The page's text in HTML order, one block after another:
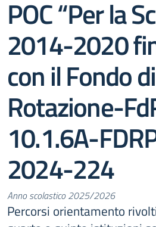
POC “Per la
2014-2020
con il Fondo di
Rotazione-
10.1.6A-
2024-224
Anno scolastico 2025/2026
Percorsi orientamento